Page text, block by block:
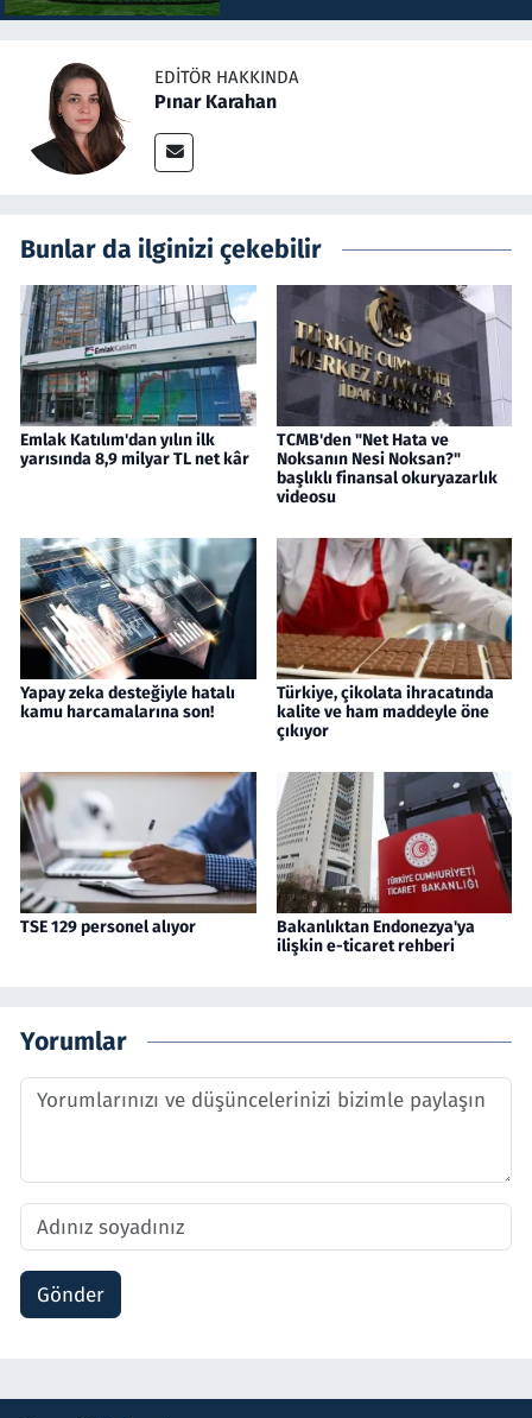
EDITÖR HAKKINDA
Pınar Karahan
Bunlar da ilginizi çekebilir
Emlak Katılım'dan yılın ilk
yarısında 8,9 milyar TL net kâr
TCMB'den "Net Hata ve
Noksanın Nesi Noksan?"
başlıklı finansal okuryazarlık
videosu
Yapay zeka desteğiyle hatalı
kamu harcamalarına son!
Türkiye, çikolata ihracatında
kalite ve ham maddeyle öne
çıkıyor
TSE 129 personel alıyor
Bakanlıktan Endonezya'ya
ilişkin e-ticaret rehberi
Yorumlar
Gönder